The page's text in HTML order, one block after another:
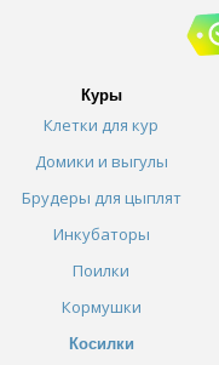
Куры
Клетки для кур
Домики и выгулы
Брудеры для цыплят
Инкубаторы
Поилки
Кормушки
Косилки